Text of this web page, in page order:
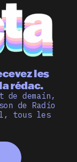
les
rédac.
de demain,
de Radio
tous les